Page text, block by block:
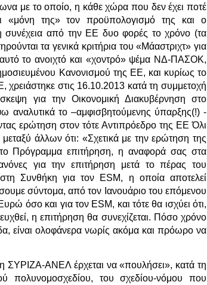
με το οποίο, η κάθε χώρα που δεν έχει ποτέ
«μόνη της» τον προϋπολογισμό της και ο
συνέχεια από την ΕΕ δυο φορές το χρόνο (τα
τα γενικά κριτήρια του «Μάαστριχτ» για
το ανοιχτό και «χοντρό» ψέμα ΝΔ-ΠΑΣΟΚ,
Κανονισμού της ΕΕ, και κυρίως το
στις 16.10.2013 κατά τη συμμετοχή
για την Οικονομική Διακυβέρνηση στο
αναλυτικά το –αμφισβητούμενης ύπαρξης(!) -
ερώτηση στον τότε Αντιπρόεδρο της ΕΕ Όλι
άλλων ότι: «Σχετικά με την ερώτηση της
Πρόγραμμα επιτήρηση, η αναφορά σας στα
για την επιτήρηση μετά το πέρας του
Συνθήκη για τον ESM, η οποία αποτελεί
σύντομα, από τον Ιανουάριο του επόμενου
όσο και για τον ESM, και τότε θα ισχύει ότι,
η επιτήρηση θα συνεχίζεται. Πόσο χρόνο
είναι ολοφάνερα νωρίς ακόμα και πρόωρο να
ΣΥΡΙΖΑ-ΑΝΕΛ έρχεται να «πουλήσει», κατά τη
πολυνομοσχεδίου, του σχεδίου-νόμου που